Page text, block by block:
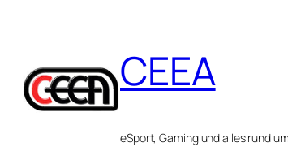
springen
CEEA
eSport, Gaming und alles rund